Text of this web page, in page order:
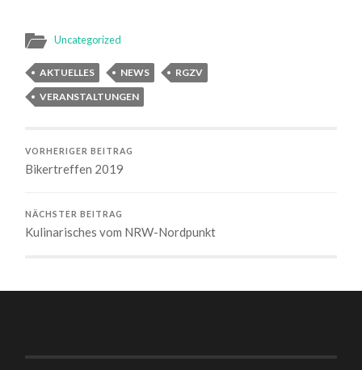
Uncategorized
AKTUELLES NEWS
RGZV
VERANSTALTUNGEN
VORHERIGER BEITRAG
Bikertreffen 2019
NÄCHSTER BEITRAG
Kulinarisches vom NRW-Nordpunkt